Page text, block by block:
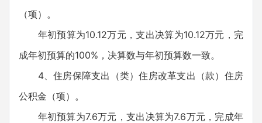
（项）。
年初预算为10.12万元，支出决算为10.12万元，完
成年初预算的100%，决算数与年初预算数一致。
4、住房保障支出（类）住房改革支出（款）住房
公积金（项）。
年初预算为7.6万元，支出决算为7.6万元，完成年